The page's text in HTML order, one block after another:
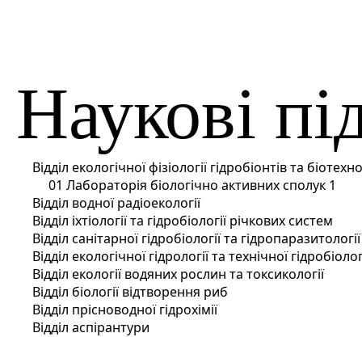
Наукові
Відділ екологічної фізіології гідробіонтів та
01 Лабораторія біологічно активних сполук 1
Відділ водної радіоекології
Відділ іхтіології та гідробіології річкових систем
Відділ санітарної гідробіології та гідропаразитології
Відділ екологічної гідрології та технічної
Відділ екології водяних рослин та токсикології
Відділ біології відтворення риб
Відділ прісноводної гідрохімії
Відділ аспірантури